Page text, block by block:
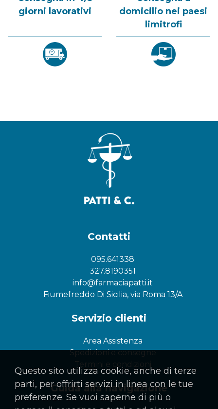
giorni lavorativi
domicilio nei paesi
limitrofi
Contatti
095.641338
327.8190351
info@farmaciapatti.it
Fiumefreddo Di Sicilia, via Roma 13/A
Servizio clienti
Area Assistenza
Spedizioni e consegne
Termini e condizioni
Guida alla navigazione
Questo sito utilizza cookie, anche di terze
parti, per offrirti servizi in linea con le tue
preferenze. Se vuoi saperne di più o